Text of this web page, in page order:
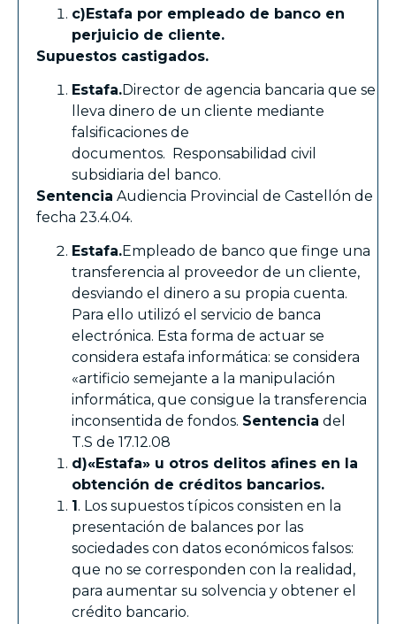
c)Estafa por empleado de banco en
perjuicio de cliente.
Supuestos castigados.
Estafa.Director de agencia bancaria que se
lleva dinero de un cliente mediante
falsificaciones de
documentos. Responsabilidad civil
subsidiaria del banco.
Sentencia Audiencia Provincial de Castellón de
fecha 23.4.04.
Estafa.Empleado de banco que finge una
transferencia al proveedor de un cliente,
desviando el dinero a su propia cuenta.
Para ello utilizó el servicio de banca
electrónica. Esta forma de actuar se
considera estafa informática: se considera
«artificio semejante a la manipulación
informática, que consigue la transferencia
inconsentida de fondos. Sentencia del
T.S de 17.12.08
d)«Estafa» u otros delitos afines en la
obtención de créditos bancarios.
1 . Los supuestos típicos consisten en la
presentación de balances por las
sociedades con datos económicos falsos:
que no se corresponden con la realidad,
para aumentar su solvencia y obtener el
crédito bancario.